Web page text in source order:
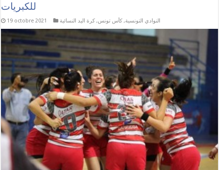
للكبريات
19 octobre 2021 النوادي التونسية, كأس تونس, كرة اليد النسائية